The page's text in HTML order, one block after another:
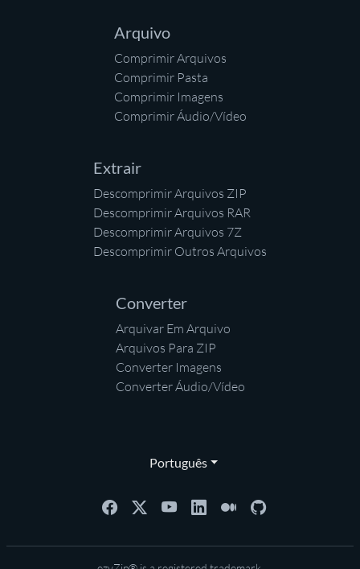
Arquivo
Comprimir Arquivos
Comprimir Pasta
Comprimir Imagens
Comprimir Áudio/Vídeo
Extrair
Descomprimir Arquivos ZIP
Descomprimir Arquivos RAR
Descomprimir Arquivos 7Z
Descomprimir Outros Arquivos
Converter
Arquivar Em Arquivo
Arquivos Para ZIP
Converter Imagens
Converter Áudio/Vídeo
Português